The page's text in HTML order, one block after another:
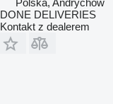
DONE DELIVERIES
Kontakt z dealerem